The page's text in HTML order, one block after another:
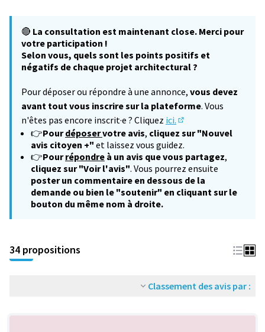
🔴 La consultation est maintenant close. Merci pour
votre participation !
Selon vous, quels sont les points positifs et
négatifs de chaque projet architectural ?
Pour déposer ou répondre à une annonce, vous devez
avant tout vous inscrire sur la plateforme. Vous
n'êtes pas encore inscrit·e ? Cliquez ici.
(S'ouvre dans un
👉Pourdéposervotre avis, cliquez sur "Nouvel
avis citoyen +" et laissez vous guidez.
👉Pourrépondre à un avis que vous partagez,
cliquez sur "Voir l'avis". Vous pourrez ensuite
poster un commentaire en dessous de la
demande ou bien le "soutenir" en cliquant sur le
bouton du même nom à droite.
34 propositions
Classement des avis par :